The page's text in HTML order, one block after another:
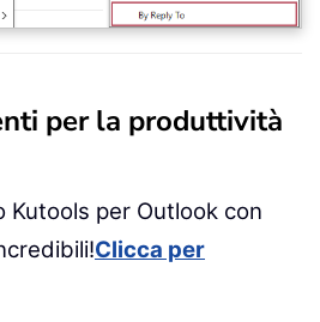
per la produttività
Kutools per Outlook con
Clicca per